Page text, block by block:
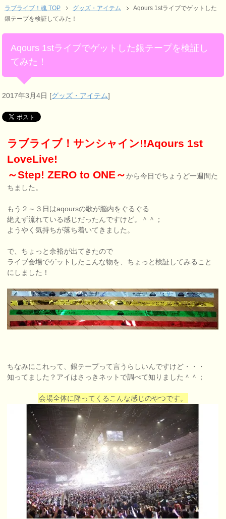
ラブライブ！魂 TOP グッズ・アイテム
Aqours 1stライブでゲットした
銀テープを検証してみた！
Aqours 1stライブでゲットした銀テープを検証し
てみた！
2017年3月4日 [グッズ・アイテム]
ラブライブ！サンシャイン!!Aqours 1st
LoveLive!
～Step! ZERO to ONE～から今日でちょうど一週間た
ちました。
もう２～３日はaqoursの歌が脳内をぐるぐる
絶えず流れている感じだったんですけど。＾＾；
ようやく気持ちが落ち着いてきました。
で、ちょっと余裕が出てきたので
ライブ会場でゲットしたこんな物を、ちょっと検証してみること
にしました！
ちなみにこれって、銀テープって言うらしいんですけど・・・
知ってました？アイはさっきネットで調べて知りました＾＾；
会場全体に降ってくるこんな感じのやつです。